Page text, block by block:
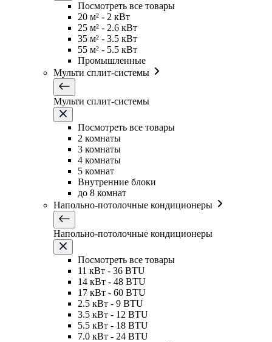
Посмотреть все товары
20 м² - 2 кВт
25 м² - 2.6 кВт
35 м² - 3.5 кВт
55 м² - 5.5 кВт
Промышленные
Мульти сплит-системы
Мульти сплит-системы
Посмотреть все товары
2 комнаты
3 комнаты
4 комнаты
5 комнат
Внутренние блоки
до 8 комнат
Напольно-потолочные кондиционеры
Напольно-потолочные кондиционеры
Посмотреть все товары
11 кВт - 36 BTU
14 кВт - 48 BTU
17 кВт - 60 BTU
2.5 кВт - 9 BTU
3.5 кВт - 12 BTU
5.5 кВт - 18 BTU
7.0 кВт - 24 BTU